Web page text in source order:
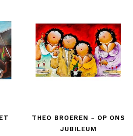
THEO BROEREN - OP ONS
JUBILEUM